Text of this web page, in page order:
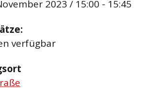
2023 / 15:00 - 15:45
verfügbar